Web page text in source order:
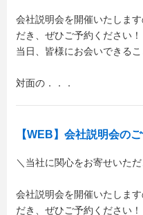
会社説明会を開催いたしま
だき、ぜひご予約ください！
当日、皆様にお会いできる
対面の．．．
【WEB】会社説明会の
＼当社に関心をお寄せいた
会社説明会を開催いたしま
だき、ぜひご予約ください！